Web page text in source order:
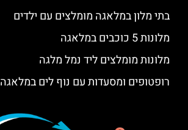
בתי מלון במלאגה מומלצים עם ילדים
מלונות 5 כוכבים במלאגה
מלונות מומלצים ליד נמל מלגה
רופטופים ומסעדות עם נוף לים במלאגה